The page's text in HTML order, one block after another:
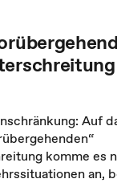
Auf
komme es
an,